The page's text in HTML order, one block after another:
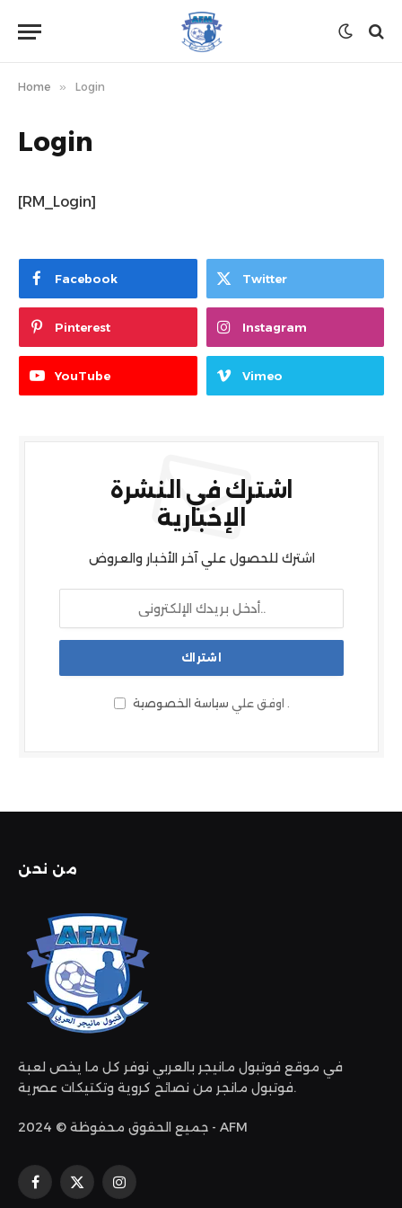
Home » Login
Login
[RM_Login]
Facebook Twitter
Pinterest Instagram
YouTube Vimeo
اشترك في النشرة
الإخبارية
اشترك للحصول علي آخر الأخبار والعروض
اوفق علي سياسة الخصوصية .
من نحن
في موقع فوتبول مانيجر بالعربي نوفر كل ما يخص لعبة
فوتبول مانجر من نصائح كروية وتكتيكات عصرية.
جميع الحقوق محفوظة © 2024 - AFM
فيسبوك
X
الانستغرام